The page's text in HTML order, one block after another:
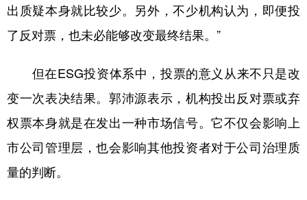
出质疑本身就比较少。另外，不少机构认为，即便投
了反对票，也未必能够改变最终结果。”
但在ESG投资体系中，投票的意义从来不只是改
变一次表决结果。郭沛源表示，机构投出反对票或弃
权票本身就是在发出一种市场信号。它不仅会影响上
市公司管理层，也会影响其他投资者对于公司治理质
量的判断。